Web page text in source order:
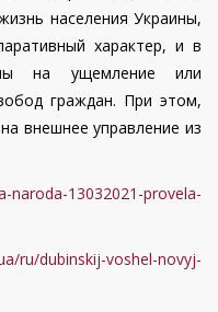
населения Украины,
характер, и в
на ущемление или
граждан. При этом,
внешнее управление из
naroda-13032021-provela-
ru/dubinskij-voshel-novyj-